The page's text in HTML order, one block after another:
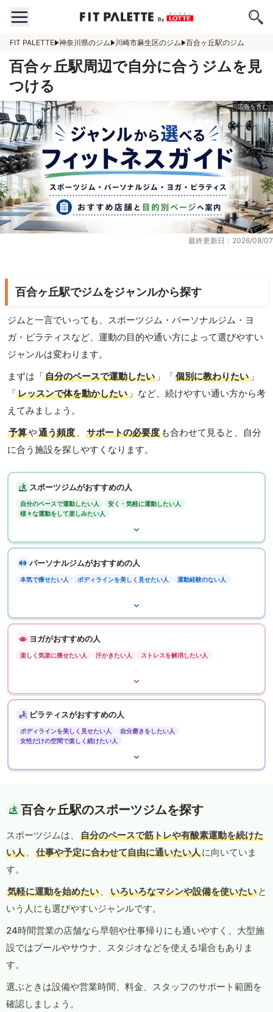
FIT PALETTE 神奈川県のジム 川崎市麻生区のジム 百合ヶ丘駅のジム
百合ヶ丘駅周辺で自分に合うジムを見
つける
最終更新日：2026/08/07
百合ヶ丘駅でジムをジャンルから探す
ジムと一言でいっても、スポーツジム・パーソナルジム・ヨ
ガ・ピラティスなど、運動の目的や通い方によって選びやすい
ジャンルは変わります。
まずは「自分のペースで運動したい 」「個別に教わりたい 」
「レッスンで体を動かしたい 」など、続けやすい通い方から考
えてみましょう。
予算や通う頻度 、 サポートの必要度 も合わせて見ると、自分
に合う施設を探しやすくなります。
スポーツジムがおすすめの人
自分のペースで運動したい人
安く・気軽に運動したい人
様々な運動をして楽しみたい人
パーソナルジムがおすすめの人
本気で痩せたい人 ボディラインを美しく見せたい人 運動経験のない人
ヨガがおすすめの人
楽しく気楽に痩せたい人 汗かきたい人 ストレスを解消したい人
ピラティスがおすすめの人
ボディラインを美しく見せたい人
自分磨きをしたい人
女性だけの空間で楽しく続けたい人
百合ヶ丘駅のスポーツジムを探す
スポーツジムは、
自分のペースで筋トレや有酸素運動を続けた
い人 、 仕事や予定に合わせて自由に通いたい人に向いていま
す。
気軽に運動を始めたい 、 いろいろなマシンや設備を使いたい と
いう人にも選びやすいジャンルです。
24時間営業の店舗なら早朝や仕事帰りにも通いやすく、大型施
設ではプールやサウナ、スタジオなどを使える場合もありま
す。
選ぶときは設備や営業時間、料金、スタッフのサポート範囲を
確認しましょう。